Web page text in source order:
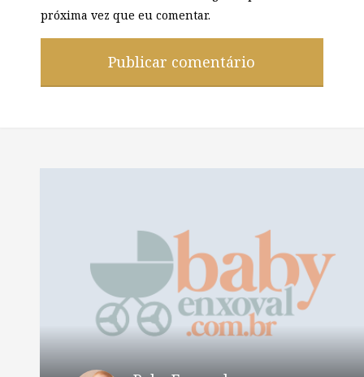
próxima vez que eu comentar.